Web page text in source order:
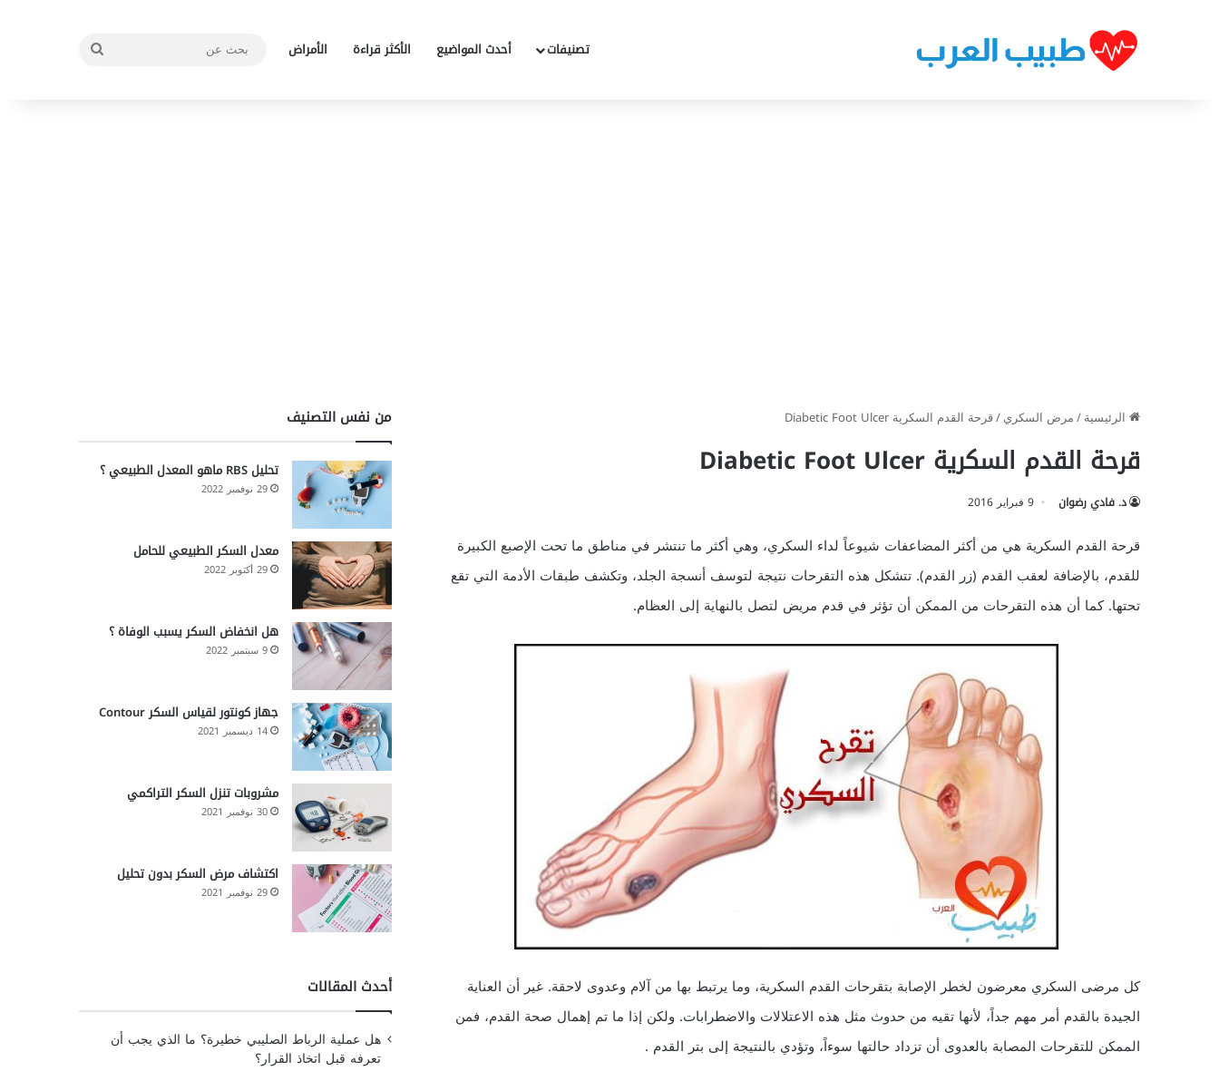
تصنيفات أحدث المواضيع الأكثر قراءة الأمراض
الرئيسية/مرض السكري/قرحة القدم السكرية Diabetic Foot Ulcer
قرحة القدم السكرية Diabetic Foot Ulcer
د. فادي رضوان 9 فبراير 2016
قرحة القدم السكرية هي من أكثر المضاعفات شيوعاً لداء السكري، وهي أكثر ما تنتشر في مناطق ما تحت الإصبع الكبيرة
للقدم، بالإضافة لعقب القدم (زر القدم). تتشكل هذه التقرحات نتيجة لتوسف أنسجة الجلد، وتكشف طبقات الأدمة التي تقع
تحتها. كما أن هذه التقرحات من الممكن أن تؤثر في قدم مريض لتصل بالنهاية إلى العظام.
كل مرضى السكري معرضون لخطر الإصابة بتقرحات القدم السكرية، وما يرتبط بها من آلام وعدوى لاحقة. غير أن العناية
الجيدة بالقدم أمر مهم جداً، لأنها تقيه من حدوث مثل هذه الاعتلالات والاضطرابات. ولكن إذا ما تم إهمال صحة القدم، فمن
الممكن للتقرحات المصابة بالعدوى أن تزداد حالتها سوءاً، وتؤدي بالنتيجة إلى بتر القدم .
من نفس التصنيف
تحليل RBS ماهو المعدل الطبيعي ؟
29 نوفمبر 2022
معدل السكر الطبيعي للحامل
29 أكتوبر 2022
هل انخفاض السكر يسبب الوفاة ؟
9 سبتمبر 2022
جهاز كونتور لقياس السكر Contour
14 ديسمبر 2021
مشروبات تنزل السكر التراكمي
30 نوفمبر 2021
اكتشاف مرض السكر بدون تحليل
29 نوفمبر 2021
أحدث المقالات
هل عملية الرباط الصليبي خطيرة؟ ما الذي يجب أن
تعرفه قبل اتخاذ القرار؟